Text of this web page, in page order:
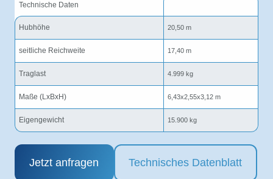
Technische Daten
Hubhöhe 20,50 m
seitliche Reichweite 17,40 m
Traglast 4.999 kg
Maße (LxBxH) 6,43x2,55x3,12 m
Eigengewicht 15.900 kg
Jetzt anfragen Technisches Datenblatt